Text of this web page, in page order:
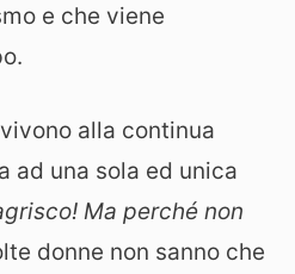
e che viene
alla continua
ad una sola ed unica
Ma perché non
donne non sanno che